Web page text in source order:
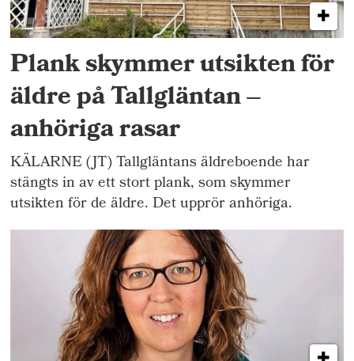
Plank skymmer utsikten för
äldre på Tallgläntan –
anhöriga rasar
KÄLARNE (JT) Tallgläntans äldreboende har
stängts in av ett stort plank, som skymmer
utsikten för de äldre. Det upprör anhöriga.